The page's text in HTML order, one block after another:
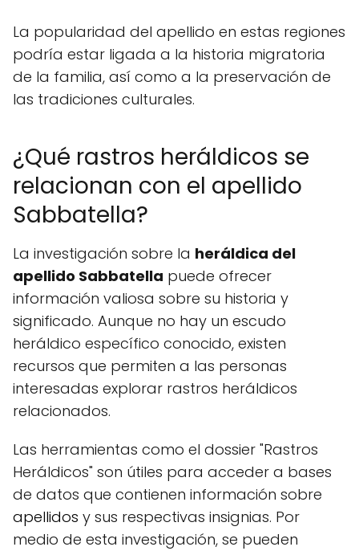
La popularidad del apellido en estas regiones
podría estar ligada a la historia migratoria
de la familia, así como a la preservación de
las tradiciones culturales.
¿Qué rastros heráldicos se
relacionan con el apellido
Sabbatella?
La investigación sobre la heráldica del
apellido Sabbatella puede ofrecer
información valiosa sobre su historia y
significado. Aunque no hay un escudo
heráldico específico conocido, existen
recursos que permiten a las personas
interesadas explorar rastros heráldicos
relacionados.
Las herramientas como el dossier "Rastros
Heráldicos" son útiles para acceder a bases
de datos que contienen información sobre
apellidos y sus respectivas insignias. Por
medio de esta investigación, se pueden